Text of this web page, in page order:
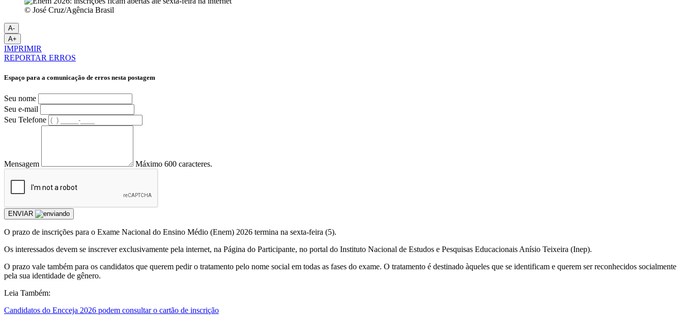
© José Cruz/Agência Brasil
A-
A+
IMPRIMIR
REPORTAR ERROS
Espaço para a comunicação de erros nesta postagem
Seu nome
Seu e-mail
Seu Telefone
Mensagem Máximo 600 caracteres.
ENVIAR
O prazo de inscrições para o Exame Nacional do Ensino Médio (Enem) 2026 termina na sexta-feira (5).
Os interessados devem se inscrever exclusivamente pela internet, na Página do Participante, no portal do Instituto Nacional de Estudos e Pesquisas Educacionais Anísio Teixeira (Inep).
O prazo vale também para os candidatos que querem pedir o tratamento pelo nome social em todas as fases do exame. O tratamento é destinado àqueles que se identificam e querem ser reconhecidos socialmente
pela sua identidade de gênero.
Leia Também:
Candidatos do Encceja 2026 podem consultar o cartão de inscrição